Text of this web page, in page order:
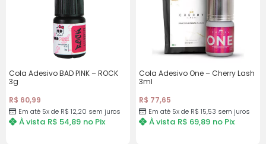
12x deR$6,50
juros
R$78,00
Cola Adesivo BAD PINK – ROCK
3g
R$ 60,99
Em até 5x de R$ 12,20 sem juros
À vista R$ 54,89 no Pix
Cola Adesivo One – Cherry Lash
3ml
R$ 77,65
Em até 5x de R$ 15,53 sem juros
À vista R$ 69,89 no Pix